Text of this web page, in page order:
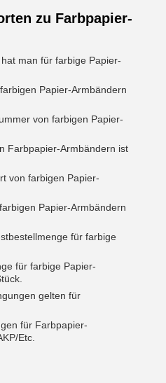
zu Farbpapier-
man für farbige Papier-
Papier-Armbändern
von farbigen Papier-
Farbpapier-Armbändern ist
von farbigen Papier-
Papier-Armbändern
für farbige
für farbige Papier-
gelten für
für Farbpapier-
Etc.